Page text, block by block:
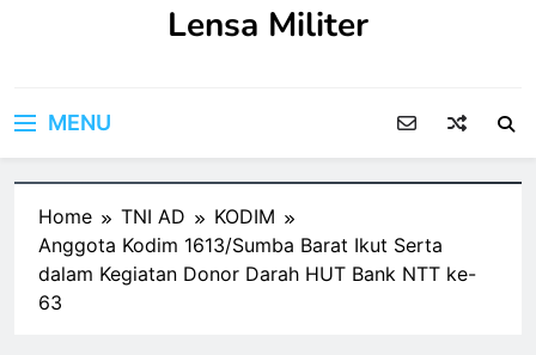
Lensa Militer
MENU
Home TNI AD
KODIM
Anggota Kodim 1613/Sumba Barat Ikut Serta
dalam Kegiatan Donor Darah HUT Bank NTT ke-
63